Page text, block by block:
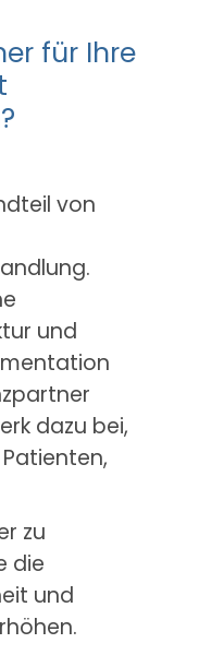
für Ihre
von
und
dazu bei,
zu
die
und